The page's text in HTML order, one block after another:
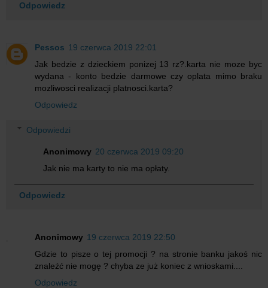
Odpowiedz
Pessos 19 czerwca 2019 22:01
Jak bedzie z dzieckiem ponizej 13 rz?.karta nie moze byc
wydana - konto bedzie darmowe czy oplata mimo braku
mozliwosci realizacji platnosci.karta?
Odpowiedz
Odpowiedzi
Anonimowy 20 czerwca 2019 09:20
Jak nie ma karty to nie ma opłaty.
Odpowiedz
Anonimowy 19 czerwca 2019 22:50
Gdzie to pisze o tej promocji ? na stronie banku jakoś nic
znaleźć nie mogę ? chyba ze już koniec z wnioskami....
Odpowiedz